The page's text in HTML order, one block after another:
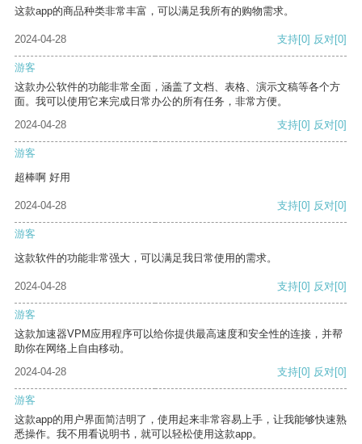
这款app的商品种类非常丰富，可以满足我所有的购物需求。
2024-04-28 支持[0] 反对[0]
游客
这款办公软件的功能非常全面，涵盖了文档、表格、演示文稿等各个方
面。我可以使用它来完成日常办公的所有任务，非常方便。
2024-04-28
支持[0] 反对[0]
游客
超棒啊 好用
2024-04-28 支持[0] 反对[0]
游客
这款软件的功能非常强大，可以满足我日常使用的需求。
2024-04-28 支持[0] 反对[0]
游客
这款加速器VPM应用程序可以给你提供最高速度和安全性的连接，并帮
助你在网络上自由移动。
2024-04-28
支持[0] 反对[0]
游客
这款app的用户界面简洁明了，使用起来非常容易上手，让我能够快速熟
悉操作。我不用看说明书，就可以轻松使用这款app。